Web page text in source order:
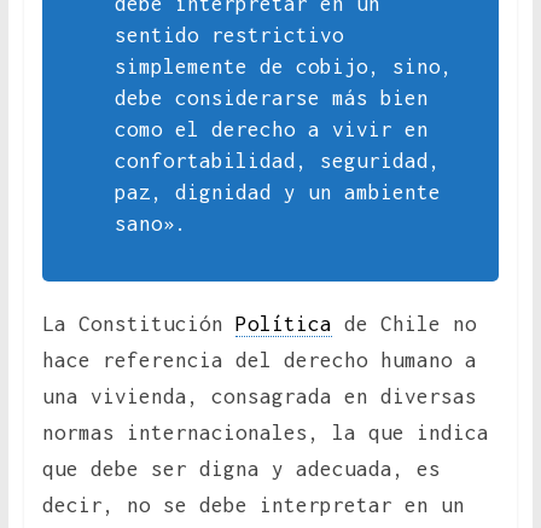
sentido restrictivo
simplemente de cobijo, sino,
debe considerarse más bien
como el derecho a vivir en
confortabilidad, seguridad,
paz, dignidad y un ambiente
sano».
La Constitución Política de Chile no
hace referencia del derecho humano a
una vivienda, consagrada en diversas
normas internacionales, la que indica
que debe ser digna y adecuada, es
decir, no se debe interpretar en un